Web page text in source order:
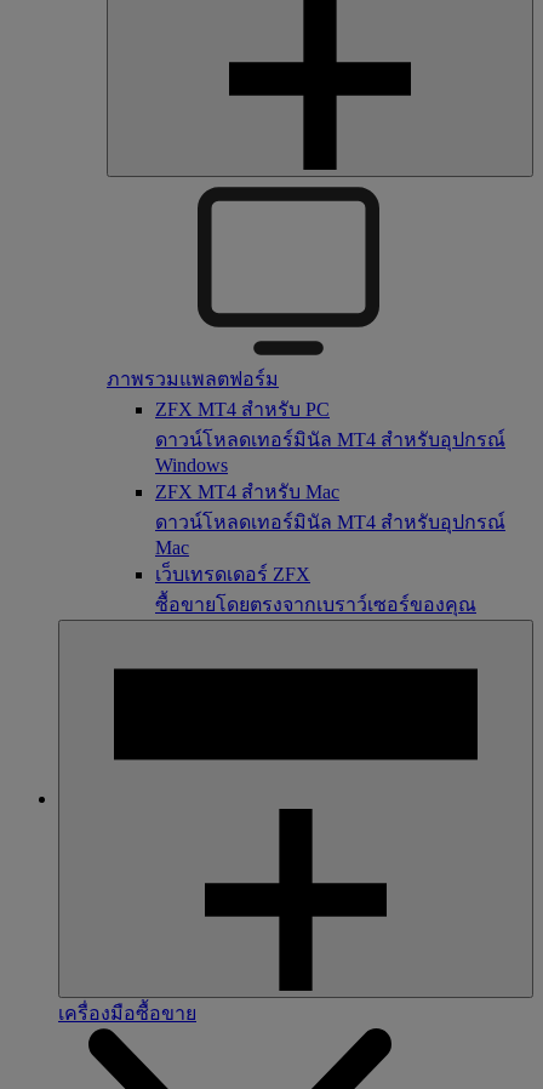
ภาพรวมแพลตฟอร์ม
ZFX MT4 สำหรับ PC
ดาวน์โหลดเทอร์มินัล MT4 สำหรับอุปกรณ์
Windows
ZFX MT4 สำหรับ Mac
ดาวน์โหลดเทอร์มินัล MT4 สำหรับอุปกรณ์
Mac
เว็บเทรดเดอร์ ZFX
ซื้อขายโดยตรงจากเบราว์เซอร์ของคุณ
เครื่องมือซื้อขาย